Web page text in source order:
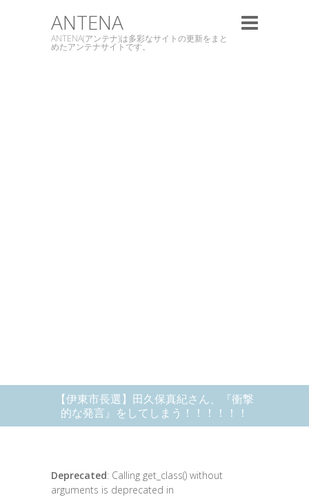
ANTENA
ANTENA(アンテナ)は多彩なサイトの更新をまと
めたアンテナサイトです。
【伊東市長選】田久保真紀さん、『衝撃
的な発言』をしてしまう！！！！！！
Deprecated: Calling get_class() without
arguments is deprecated in